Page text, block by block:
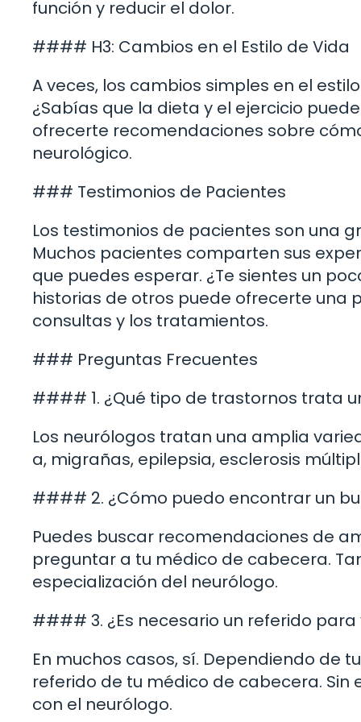
función y reducir el dolor.
#### H3: Cambios en el Estilo de Vida
A veces, los cambios simples en el
¿Sabías que la dieta y el ejercicio
ofrecerte recomendaciones sobre
neurológico.
### Testimonios de Pacientes
Los testimonios de pacientes son una
Muchos pacientes comparten sus
que puedes esperar. ¿Te sientes un
historias de otros puede ofrecerte una
consultas y los tratamientos.
### Preguntas Frecuentes
#### 1. ¿Qué tipo de trastornos trata
Los neurólogos tratan una amplia
a, migrañas, epilepsia, esclerosis
#### 2. ¿Cómo puedo encontrar un
Puedes buscar recomendaciones de
preguntar a tu médico de cabecera.
especialización del neurólogo.
#### 3. ¿Es necesario un referido para
En muchos casos, sí. Dependiendo de
referido de tu médico de cabecera.
con el neurólogo.